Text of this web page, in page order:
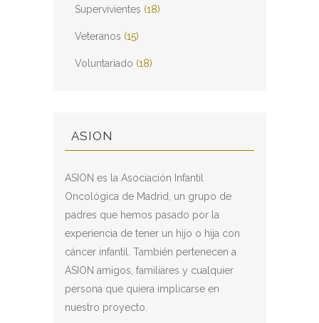
Supervivientes (18)
Veteranos (15)
Voluntariado (18)
ASION
ASION es la Asociación Infantil
Oncológica de Madrid, un grupo de
padres que hemos pasado por la
experiencia de tener un hijo o hija con
cáncer infantil. También pertenecen a
ASION amigos, familiares y cualquier
persona que quiera implicarse en
nuestro proyecto.